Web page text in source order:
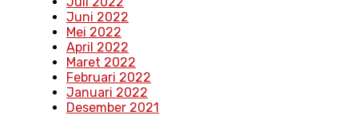
Juni 2022
Mei 2022
April 2022
Maret 2022
Februari 2022
Januari 2022
Desember 2021